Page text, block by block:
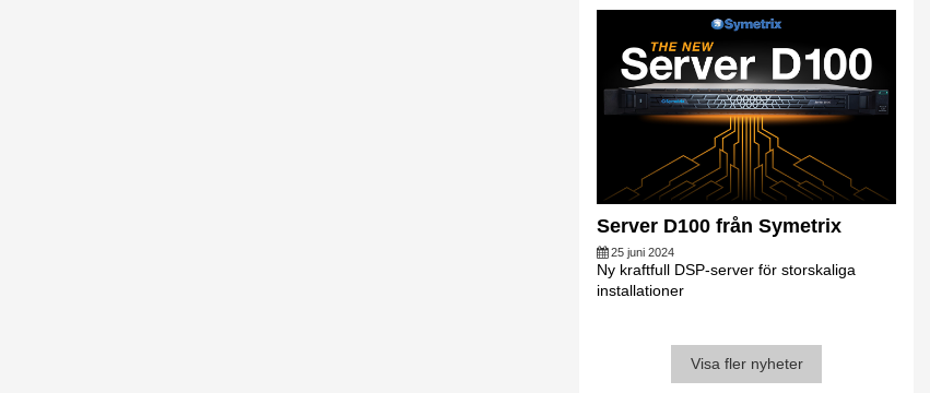
Server D100 från Symetrix
25 juni 2024
Ny kraftfull DSP-server för storskaliga
installationer
Visa fler nyheter